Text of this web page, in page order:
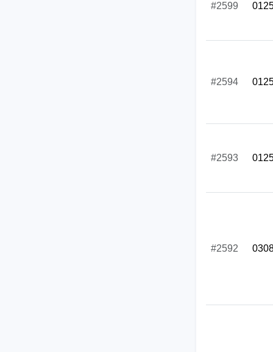
#2599
#2594
#2593
#2592